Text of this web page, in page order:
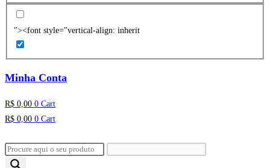
"><font style="vertical-align: inherit
Minha Conta
R$ 0,00 0 Cart
R$ 0,00 0 Cart